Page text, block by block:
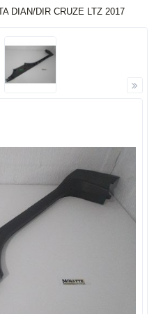
DIAN/DIR CRUZE LTZ 2017